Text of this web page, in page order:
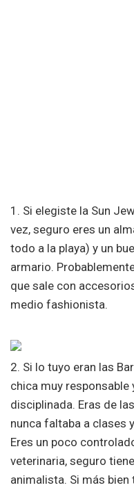
1. Si elegiste la Sun
vez, seguro eres un
todo a la playa) y un
armario.
que sale con
medio fashionista.
2. Si lo tuyo eran las
chica muy responsable
disciplinada. Eras de
nunca faltaba a clases
Eres un poco
veterinaria, seguro
animalista. Si más